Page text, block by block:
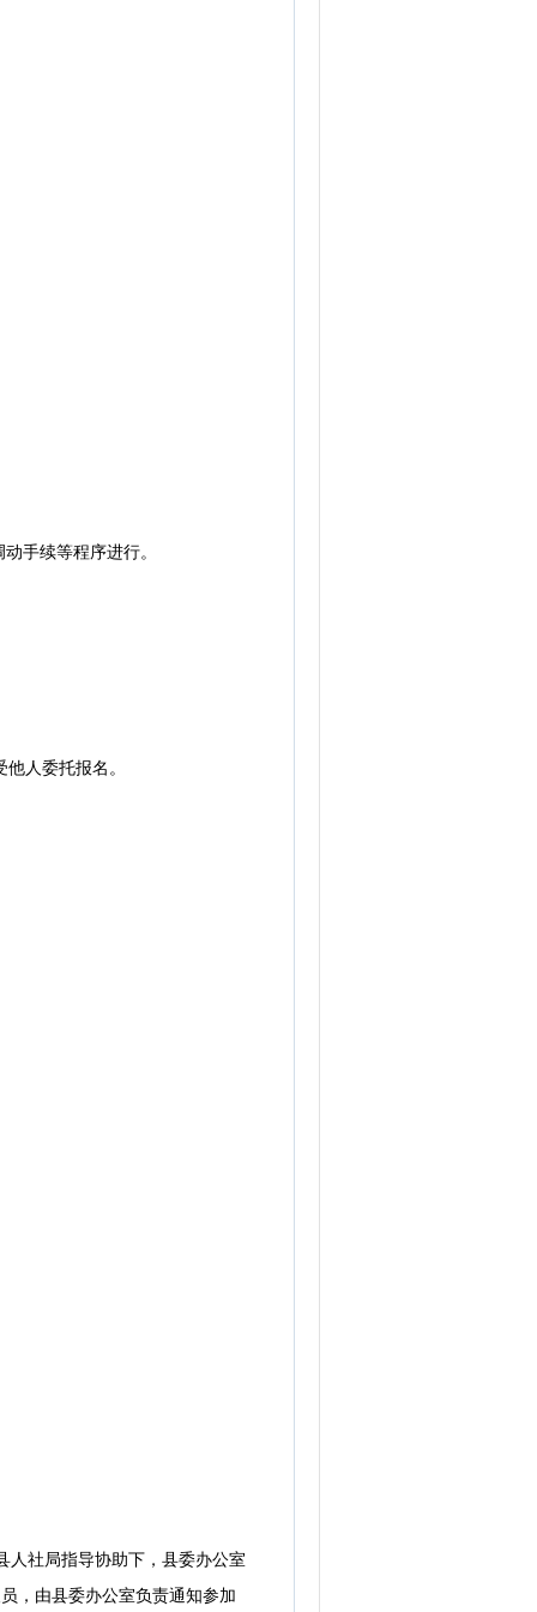
手续等程序进行。
人委托报名。
社局指导协助下，县委办公室
，由县委办公室负责通知参加